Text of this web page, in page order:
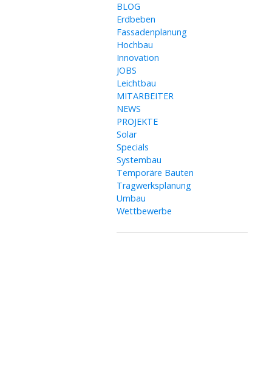
BLOG
Erdbeben
Fassadenplanung
Hochbau
Innovation
JOBS
Leichtbau
MITARBEITER
NEWS
PROJEKTE
Solar
Specials
Systembau
Temporäre Bauten
Tragwerksplanung
Umbau
Wettbewerbe